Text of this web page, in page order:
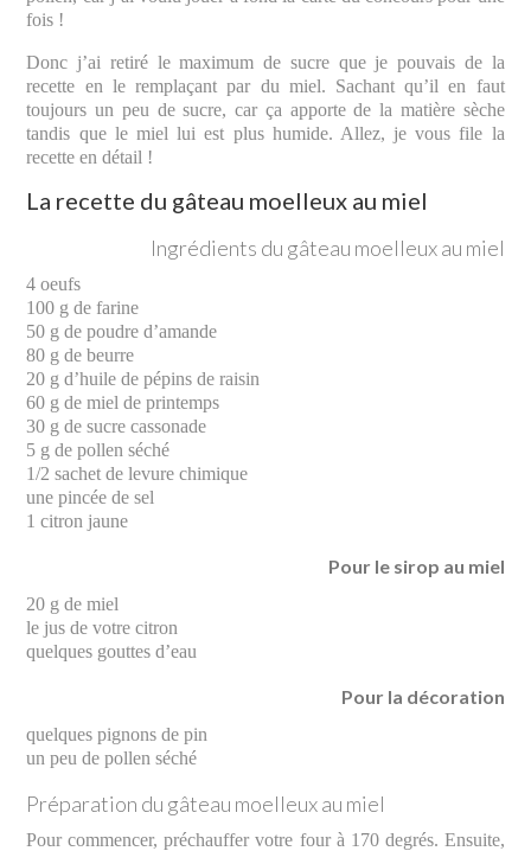
fois !
Donc j’ai retiré le maximum de sucre que je pouvais de la
recette en le remplaçant par du miel. Sachant qu’il en faut
toujours un peu de sucre, car ça apporte de la matière sèche
tandis que le miel lui est plus humide. Allez, je vous file la
recette en détail !
La recette du gâteau moelleux au miel
Ingrédients du gâteau moelleux au miel
4 oeufs
100 g de farine
50 g de poudre d’amande
80 g de beurre
20 g d’huile de pépins de raisin
60 g de miel de printemps
30 g de sucre cassonade
5 g de pollen séché
1/2 sachet de levure chimique
une pincée de sel
1 citron jaune
Pour le sirop au miel
20 g de miel
le jus de votre citron
quelques gouttes d’eau
Pour la décoration
quelques pignons de pin
un peu de pollen séché
Préparation du gâteau moelleux au miel
Pour commencer, préchauffer votre four à 170 degrés. Ensuite,